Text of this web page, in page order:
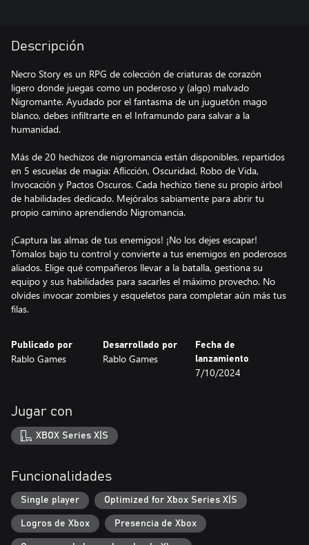
Descripción
Necro Story es un RPG de colección de criaturas de corazón
ligero donde juegas como un poderoso y (algo) malvado
Nigromante. Ayudado por el fantasma de un juguetón mago
blanco, debes infiltrarte en el Inframundo para salvar a la
humanidad.
Más de 20 hechizos de nigromancia están disponibles, repartidos
en 5 escuelas de magia: Aflicción, Oscuridad, Robo de Vida,
Invocación y Pactos Oscuros. Cada hechizo tiene su propio árbol
de habilidades dedicado. Mejóralos sabiamente para abrir tu
propio camino aprendiendo Nigromancia.
¡Captura las almas de tus enemigos! ¡No los dejes escapar!
Tómalos bajo tu control y convierte a tus enemigos en poderosos
aliados. Elige qué compañeros llevar a la batalla, gestiona su
equipo y sus habilidades para sacarles el máximo provecho. No
olvides invocar zombies y esqueletos para completar aún más tus
filas.
Publicado por
Rablo Games
Desarrollado por
Rablo Games
Fecha de
lanzamiento
7/10/2024
Jugar con
XBOX Series X|S
Funcionalidades
Single player Optimized for Xbox Series X|S
Logros de Xbox Presencia de Xbox